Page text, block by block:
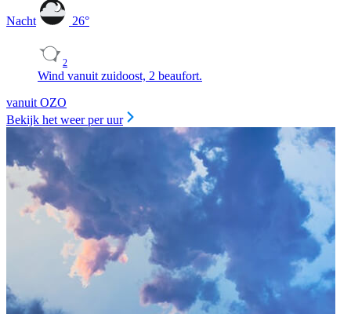
Nacht 26°
2
Wind vanuit zuidoost, 2 beaufort.
vanuit OZO
Bekijk het weer per uur